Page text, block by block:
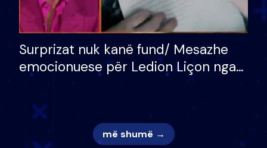
Surprizat nuk kanë fund/ Mesazhe
emocionuese për Ledion Liçon nga
nëna dhe fëmijët e tij, moderatori
nuk i mban dot lotët: Nuk meritoj…
më shumë →